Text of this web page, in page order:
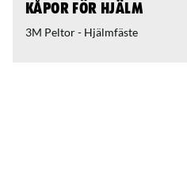
Kåpor för hjälm
3M Peltor - Hjälmfäste